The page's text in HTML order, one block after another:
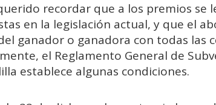
recordar que a los premios se
en la legislación actual, y que el
ganador o ganadora con todas las
el Reglamento General de
establece algunas condiciones.